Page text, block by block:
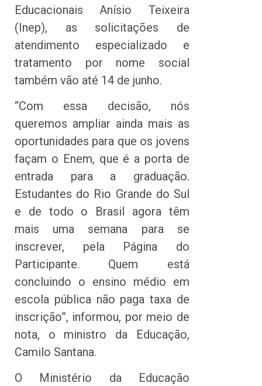
Educacionais Anísio Teixeira
(Inep), as solicitações de
atendimento especializado e
tratamento por nome social
também vão até 14 de junho.
“Com essa decisão, nós
queremos ampliar ainda mais as
oportunidades para que os jovens
façam o Enem, que é a porta de
entrada para a graduação.
Estudantes do Rio Grande do Sul
e de todo o Brasil agora têm
mais uma semana para se
inscrever, pela Página do
Participante. Quem está
concluindo o ensino médio em
escola pública não paga taxa de
inscrição”, informou, por meio de
nota, o ministro da Educação,
Camilo Santana.
O Ministério da Educação